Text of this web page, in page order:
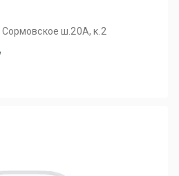
ш.20А, к.2